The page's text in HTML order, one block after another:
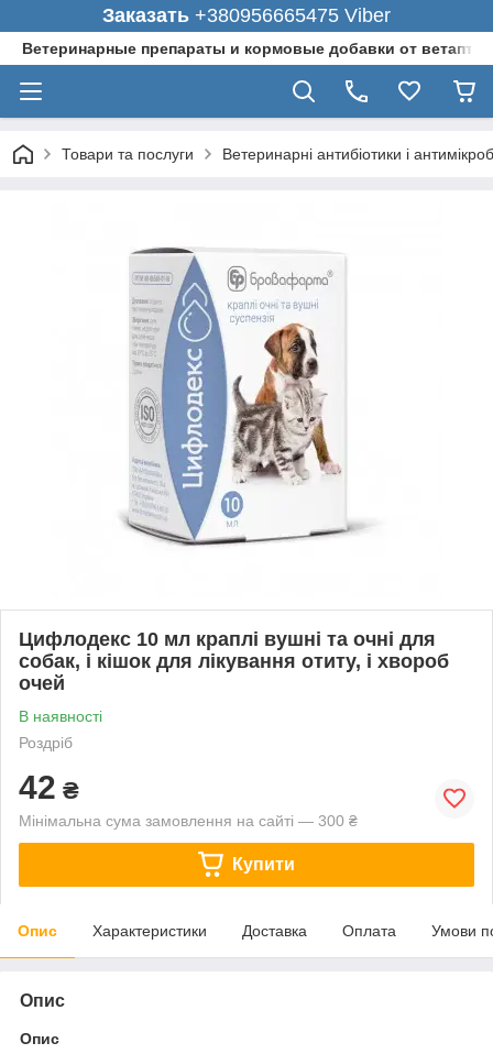
Заказать +380956665475 Viber
Ветеринарные препараты и кормовые добавки от
Товари та послуги Ветеринарні антибіотики і
Цифлодекс 10 мл краплі вушні та очні для
собак, і кішок для лікування отиту, і хвороб
очей
В наявності
Роздріб
42 ₴
Мінімальна сума замовлення на сайті — 300 ₴
Купити
Опис Характеристики Доставка Оплата Умови
Опис
Опис